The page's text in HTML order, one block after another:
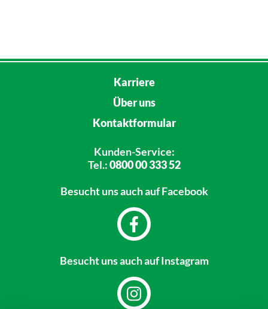
Karriere
Über uns
Kontaktformular
Kunden-Service:
Tel.:0800 00 333 52
Besucht unsauch auf Facebook
Besucht unsauch auf Instagram